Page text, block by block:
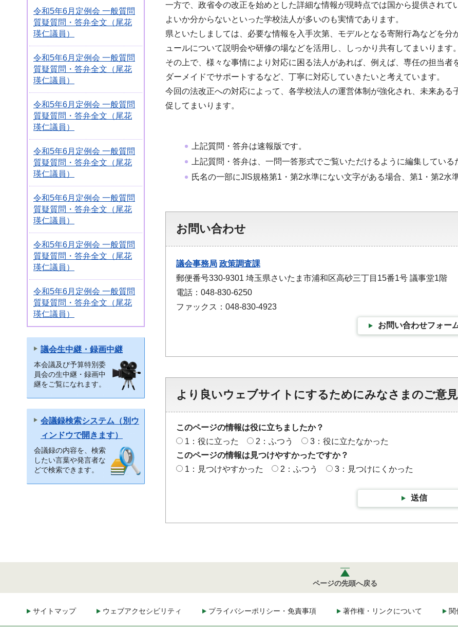
令和5年6月定例会 一般質問
質疑質問・答弁全文（尾花
瑛仁議員）
令和5年6月定例会 一般質問
質疑質問・答弁全文（尾花
瑛仁議員）
令和5年6月定例会 一般質問
質疑質問・答弁全文（尾花
瑛仁議員）
令和5年6月定例会 一般質問
質疑質問・答弁全文（尾花
瑛仁議員）
令和5年6月定例会 一般質問
質疑質問・答弁全文（尾花
瑛仁議員）
令和5年6月定例会 一般質問
質疑質問・答弁全文（尾花
瑛仁議員）
令和5年6月定例会 一般質問
質疑質問・答弁全文（尾花
瑛仁議員）
議会生中継・録画中継
本会議及び予算特別委
員会の生中継・録画中
継をご覧になれます。
会議録検索システム（別ウ
ィンドウで開きます）
会議録の内容を、検索
したい言葉や発言者な
どで検索できます。
一方で、政省令の改正を始めとした詳細な情報が現時点では国から提供され
よいか分からないといった学校法人が多いのも実情であります。
県といたしましては、必要な情報を入手次第、モデルとなる寄附行為などを
ュールについて説明会や研修の場などを活用し、しっかり共有してまいります。
その上で、様々な事情により対応に困る法人があれば、例えば、専任の担当
ダーメイドでサポートするなど、丁寧に対応していきたいと考えています。
今回の法改正への対応によって、各学校法人の運営体制が強化され、未来あ
促してまいります。
上記質問・答弁は速報版です。
上記質問・答弁は、一問一答形式でご覧いただけるように編集してい
氏名の一部にJIS規格第1・第2水準にない文字がある場合、第1・第2水
お問い合わせ
議会事務局 政策調査課
郵便番号330-9301 埼玉県さいたま市浦和区高砂三丁目15番1号 議事堂1階
電話：048-830-6250
ファックス：048-830-4923
お問い合わせフォー
より良いウェブサイトにするためにみなさまのご意
このページの情報は役に立ちましたか？
1：役に立った
2：ふつう
3：役に立たなかった
このページの情報は見つけやすかったですか？
1：見つけやすかった
2：ふつう 3：見つけにくかった
送信
ページの先頭へ戻る
サイトマップ ウェブアクセシビリティ プライバシーポリシー・免責事項 著作権・リンクについて 関